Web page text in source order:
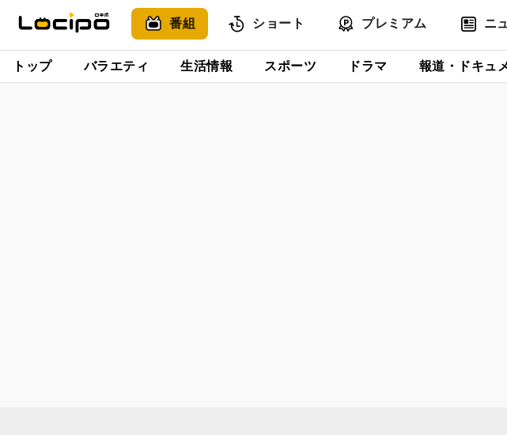
番組 ショート プレミアム ニ
トップ バラエティ 生活情報 スポーツ ドラマ 報道・ドキュ